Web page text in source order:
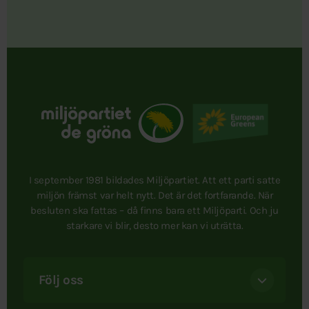
I september 1981 bildades Miljöpartiet. Att ett parti satte
miljön främst var helt nytt. Det är det fortfarande. När
besluten ska fattas – då finns bara ett Miljöparti. Och ju
starkare vi blir, desto mer kan vi uträtta.
Följ oss